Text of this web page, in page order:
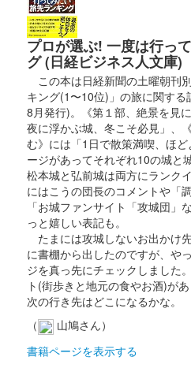
プロが選ぶ! 一度は行っ
グ (日経ビジネス人文庫)
この本は日経新聞の土曜朝刊
キング(1〜10位)」の旅に関す
8月発行)。《第１部、絶景を見
夜に浮かぶ城、冬こそ必見」、
む》には「1日で散策満喫、ほ
ージがあってそれぞれ10の城と
松本城と弘前城は両方にランク
にはこうの団長のコメントや「
「お城ファンサイト「攻城団
っと嬉しい表記も。
たまには攻城しないお出かけ
に書棚から出したのですが、や
ジを真っ先にチェックしました
ト(街歩きと地元の食やお酒)が
次の行き先はどこになるかな。
（
山鳩さん）
書籍ページを表示する